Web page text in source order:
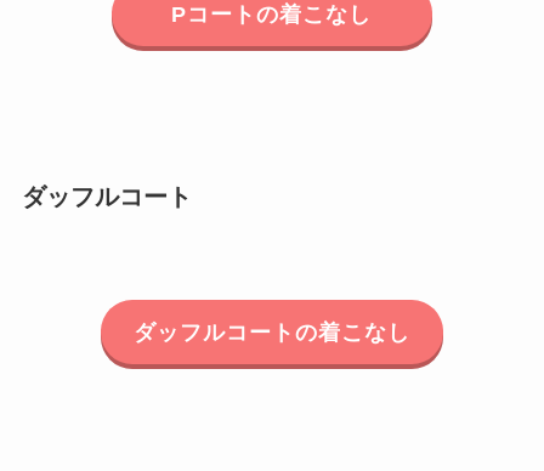
Pコートの着こなし
ダッフルコート
ダッフルコートの着こなし